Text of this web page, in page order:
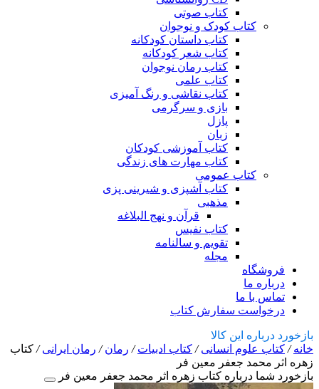
کتاب صوتی
کتاب کودک و نوجوان
کتاب داستان کودکانه
کتاب شعر کودکانه
کتاب رمان نوجوان
کتاب علمی
کتاب نقاشی و رنگ آمیزی
بازی و سرگرمی
پازل
زبان
کتاب آموزشی کودکان
کتاب مهارت های زندگی
کتاب عمومی
کتاب آشپزی و شیرینی پزی
مذهبی
قرآن و نهج البلاغه
کتاب نفیس
تقویم و سالنامه
مجله
فروشگاه
درباره ما
تماس با ما
درخواست سفارش کتاب
بازخورد درباره این کالا
خانه/ کتاب علوم انسانی/ کتاب ادبیات/ رمان/ رمان ایرانی/ کتاب
زهره اثر محمد جعفر معین فر
بازخورد شما درباره کتاب زهره اثر محمد جعفر معین فر